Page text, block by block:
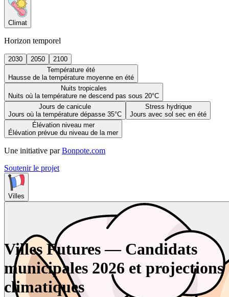
Climat
Horizon temporel
2030 2050
2100
Température été
Hausse de la température moyenne en été
Nuits tropicales
Nuits où la température ne descend pas sous 20°C
Jours de canicule
Jours où la température dépasse 35°C
Stress hydrique
Jours avec sol sec en été
Élévation niveau mer
Élévation prévue du niveau de la mer
Une initiative par Bonpote.com
Soutenir le projet
Villes
Villes Futures — Candidats
municipales 2026 et projections
climatiques